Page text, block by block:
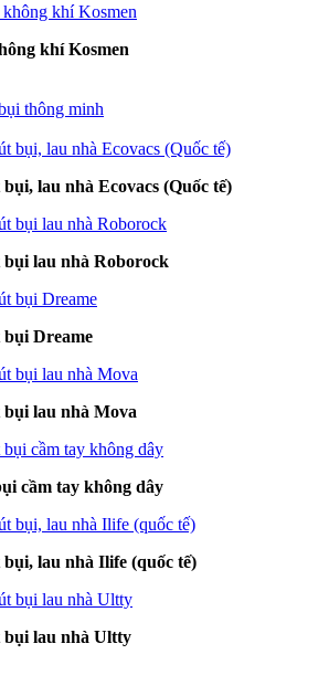
khí Kosmen
thông minh
lau nhà Ecovacs (Quốc tế)
lau nhà Roborock
Dreame
lau nhà Mova
cầm tay không dây
lau nhà Ilife (quốc tế)
bụi lau nhà Ultty